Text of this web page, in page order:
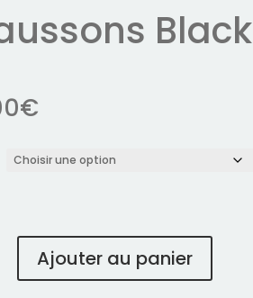
Black
€
Ajouter au panier